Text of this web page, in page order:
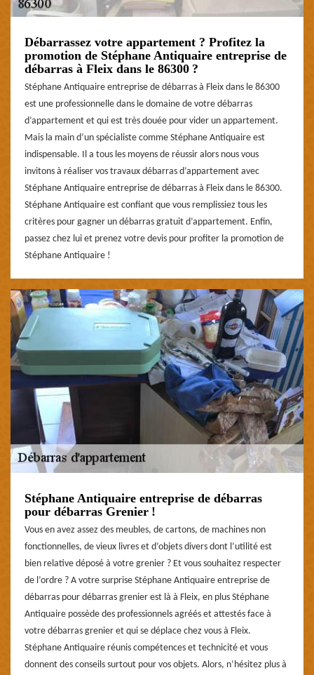
Débarrassez votre appartement ? Profitez la
promotion de Stéphane Antiquaire entreprise de
débarras à Fleix dans le 86300 ?
Stéphane Antiquaire entreprise de débarras à Fleix dans le 86300
est une professionnelle dans le domaine de votre débarras
d’appartement et qui est très douée pour vider un appartement.
Mais la main d’un spécialiste comme Stéphane Antiquaire est
indispensable. Il a tous les moyens de réussir alors nous vous
invitons à réaliser vos travaux débarras d’appartement avec
Stéphane Antiquaire entreprise de débarras à Fleix dans le 86300.
Stéphane Antiquaire est confiant que vous remplissiez tous les
critères pour gagner un débarras gratuit d’appartement. Enfin,
passez chez lui et prenez votre devis pour profiter la promotion de
Stéphane Antiquaire !
Stéphane Antiquaire entreprise de débarras
pour débarras Grenier !
Vous en avez assez des meubles, de cartons, de machines non
fonctionnelles, de vieux livres et d’objets divers dont l’utilité est
bien relative déposé à votre grenier ? Et vous souhaitez respecter
de l’ordre ? A votre surprise Stéphane Antiquaire entreprise de
débarras pour débarras grenier est là à Fleix, en plus Stéphane
Antiquaire possède des professionnels agréés et attestés face à
votre débarras grenier et qui se déplace chez vous à Fleix.
Stéphane Antiquaire réunis compétences et technicité et vous
donnent des conseils surtout pour vos objets. Alors, n’hésitez plus à